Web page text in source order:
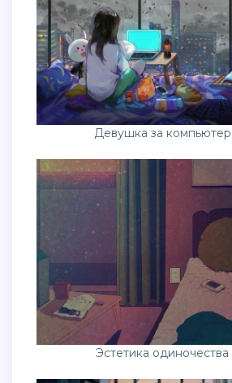
Девушка за
Эстетика